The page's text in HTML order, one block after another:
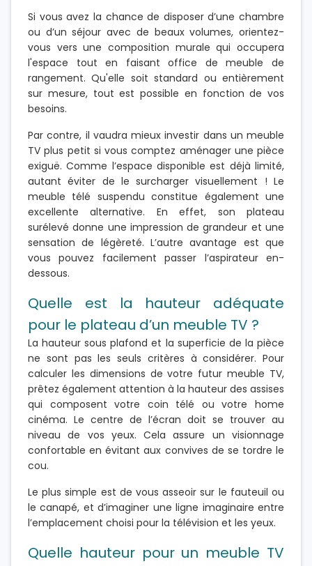
Si vous avez la chance de disposer d’une chambre
ou d’un séjour avec de beaux volumes, orientez-
vous vers une composition murale qui occupera
l'espace tout en faisant office de meuble de
rangement. Qu'elle soit standard ou entièrement
sur mesure, tout est possible en fonction de vos
besoins.
Par contre, il vaudra mieux investir dans un meuble
TV plus petit si vous comptez aménager une pièce
exiguë. Comme l’espace disponible est déjà limité,
autant éviter de le surcharger visuellement ! Le
meuble télé suspendu constitue également une
excellente alternative. En effet, son plateau
surélevé donne une impression de grandeur et une
sensation de légèreté. L’autre avantage est que
vous pouvez facilement passer l’aspirateur en-
dessous.
Quelle est la hauteur adéquate
pour le plateau d’un meuble TV ?
La hauteur sous plafond et la superficie de la pièce
ne sont pas les seuls critères à considérer. Pour
calculer les dimensions de votre futur meuble TV,
prêtez également attention à la hauteur des assises
qui composent votre coin télé ou votre home
cinéma. Le centre de l’écran doit se trouver au
niveau de vos yeux. Cela assure un visionnage
confortable en évitant aux convives de se tordre le
cou.
Le plus simple est de vous asseoir sur le fauteuil ou
le canapé, et d’imaginer une ligne imaginaire entre
l’emplacement choisi pour la télévision et les yeux.
Quelle hauteur pour un meuble TV